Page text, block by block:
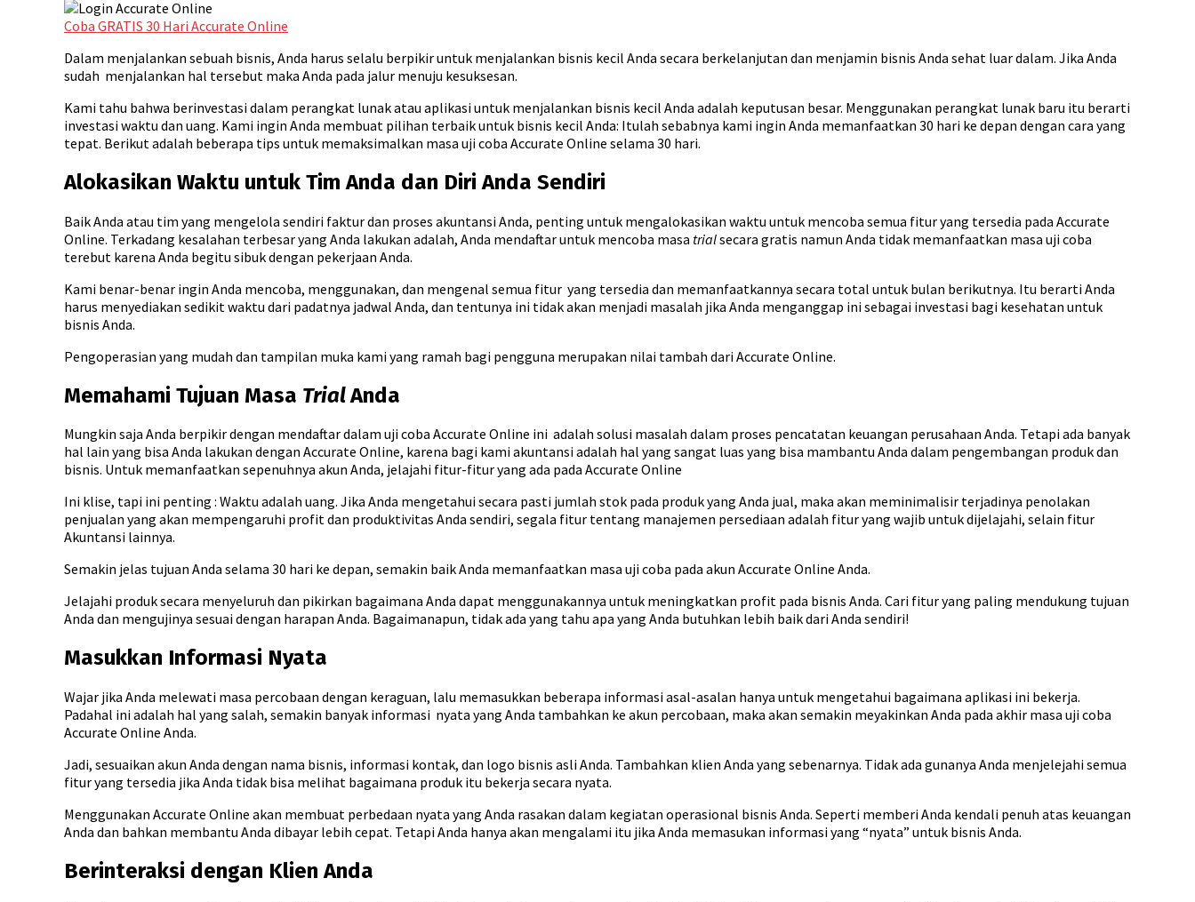
Coba GRATIS 30 Hari Accurate Online
Dalam menjalankan sebuah bisnis, Anda harus selalu berpikir untuk menjalankan bisnis kecil Anda secara berkelanjutan dan menjamin bisnis Anda sehat luar dalam. Jika Anda
sudah menjalankan hal tersebut maka Anda pada jalur menuju kesuksesan.
Kami tahu bahwa berinvestasi dalam perangkat lunak atau aplikasi untuk menjalankan bisnis kecil Anda adalah keputusan besar. Menggunakan perangkat lunak baru itu berarti
investasi waktu dan uang. Kami ingin Anda membuat pilihan terbaik untuk bisnis kecil Anda: Itulah sebabnya kami ingin Anda memanfaatkan 30 hari ke depan dengan cara yang
tepat. Berikut adalah beberapa tips untuk memaksimalkan masa uji coba Accurate Online selama 30 hari.
Alokasikan Waktu untuk Tim Anda dan Diri Anda Sendiri
Baik Anda atau tim yang mengelola sendiri faktur dan proses akuntansi Anda, penting untuk mengalokasikan waktu untuk mencoba semua fitur yang tersedia pada Accurate
Online. Terkadang kesalahan terbesar yang Anda lakukan adalah, Anda mendaftar untuk mencoba masa trialsecara gratis namun Anda tidak memanfaatkan masa uji coba
terebut karena Anda begitu sibuk dengan pekerjaan Anda.
Kami benar-benar ingin Anda mencoba, menggunakan, dan mengenal semua fitur yang tersedia dan memanfaatkannya secara total untuk bulan berikutnya. Itu berarti Anda
harus menyediakan sedikit waktu dari padatnya jadwal Anda, dan tentunya ini tidak akan menjadi masalah jika Anda menganggap ini sebagai investasi bagi kesehatan untuk
bisnis Anda.
Pengoperasian yang mudah dan tampilan muka kami yang ramah bagi pengguna merupakan nilai tambah dari Accurate Online.
Memahami Tujuan Masa TrialAnda
Mungkin saja Anda berpikir dengan mendaftar dalam uji coba Accurate Online ini adalah solusi masalah dalam proses pencatatan keuangan perusahaan Anda. Tetapi ada banyak
hal lain yang bisa Anda lakukan dengan Accurate Online, karena bagi kami akuntansi adalah hal yang sangat luas yang bisa mambantu Anda dalam pengembangan produk dan
bisnis. Untuk memanfaatkan sepenuhnya akun Anda, jelajahi fitur-fitur yang ada pada Accurate Online
Ini klise, tapi ini penting : Waktu adalah uang. Jika Anda mengetahui secara pasti jumlah stok pada produk yang Anda jual, maka akan meminimalisir terjadinya penolakan
penjualan yang akan mempengaruhi profit dan produktivitas Anda sendiri, segala fitur tentang manajemen persediaan adalah fitur yang wajib untuk dijelajahi, selain fitur
Akuntansi lainnya.
Semakin jelas tujuan Anda selama 30 hari ke depan, semakin baik Anda memanfaatkan masa uji coba pada akun Accurate Online Anda.
Jelajahi produk secara menyeluruh dan pikirkan bagaimana Anda dapat menggunakannya untuk meningkatkan profit pada bisnis Anda. Cari fitur yang paling mendukung tujuan
Anda dan mengujinya sesuai dengan harapan Anda. Bagaimanapun, tidak ada yang tahu apa yang Anda butuhkan lebih baik dari Anda sendiri!
Masukkan Informasi Nyata
Wajar jika Anda melewati masa percobaan dengan keraguan, lalu memasukkan beberapa informasi asal-asalan hanya untuk mengetahui bagaimana aplikasi ini bekerja.
Padahal ini adalah hal yang salah, semakin banyak informasi nyata yang Anda tambahkan ke akun percobaan, maka akan semakin meyakinkan Anda pada akhir masa uji coba
Accurate Online Anda.
Jadi, sesuaikan akun Anda dengan nama bisnis, informasi kontak, dan logo bisnis asli Anda. Tambahkan klien Anda yang sebenarnya. Tidak ada gunanya Anda menjelejahi semua
fitur yang tersedia jika Anda tidak bisa melihat bagaimana produk itu bekerja secara nyata.
Menggunakan Accurate Online akan membuat perbedaan nyata yang Anda rasakan dalam kegiatan operasional bisnis Anda. Seperti memberi Anda kendali penuh atas keuangan
Anda dan bahkan membantu Anda dibayar lebih cepat. Tetapi Anda hanya akan mengalami itu jika Anda memasukan informasi yang “nyata” untuk bisnis Anda.
Berinteraksi dengan Klien Anda